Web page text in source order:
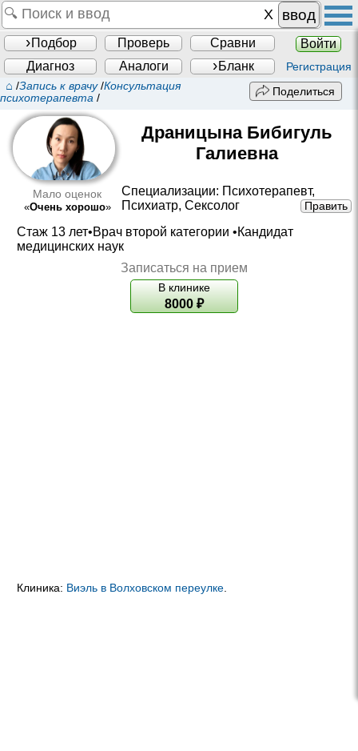
ввод
Подбор Проверь Сравни
Войти
Диагноз
Аналоги Бланк Регистрация
⌂ /Запись к врачу/Консультация
психотерапевта /
Поделиться
Мало оценок
«Очень хорошо»
Драницына Бибигуль
Галиевна
Специализации: Психотерапевт,
Психиатр, Сексолог Править
Стаж 13 лет•Врач второй категории •Кандидат
медицинских наук
Записаться на прием
В клинике
8000 ₽
Клиника: Виэль в Волховском переулке.